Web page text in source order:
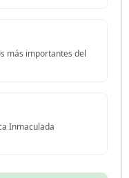
más importantes del
Inmaculada